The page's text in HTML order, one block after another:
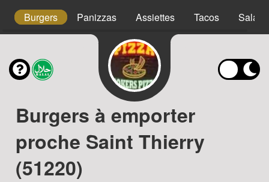
Burgers Panizzas Assiettes Tacos
Burgers à emporter
proche Saint Thierry
(51220)